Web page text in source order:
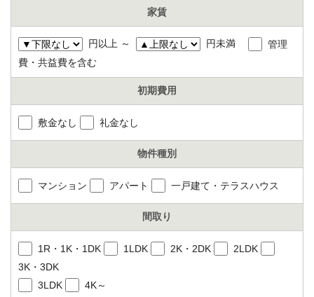
家賃
円以上 ～ 円未満
管理
費・共益費を含む
初期費用
敷金なし 礼金なし
物件種別
マンション アパート 一戸建て・テラスハウス
間取り
1R・1K・1DK 1LDK 2K・2DK
2LDK
3K・3DK
3LDK
4K～